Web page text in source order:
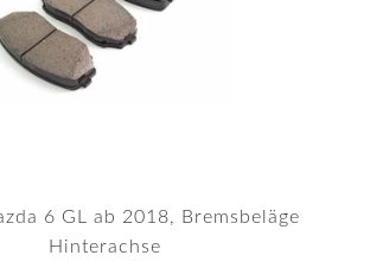
6 GL ab 2018, Bremsbeläge
Hinterachse